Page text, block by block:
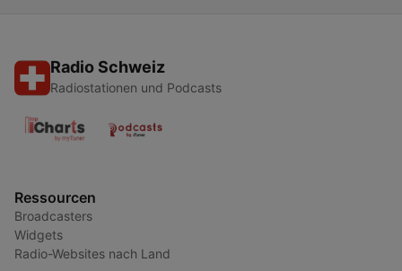
Radio Schweiz
Radiostationen und Podcasts
Ressourcen
Broadcasters
Widgets
Radio-Websites nach Land